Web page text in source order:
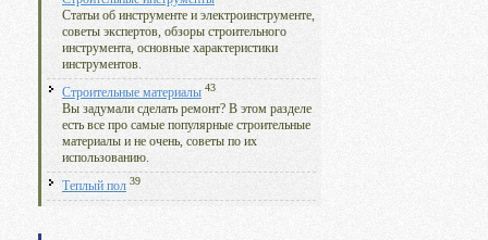
Статьи об инструменте и электроинструменте,
советы экспертов, обзоры строительного
инструмента, основные характеристики
инструментов.
Строительные материалы 43
Вы задумали сделать ремонт? В этом разделе
есть все про самые популярные строительные
материалы и не очень, советы по их
использованию.
Теплый пол 39